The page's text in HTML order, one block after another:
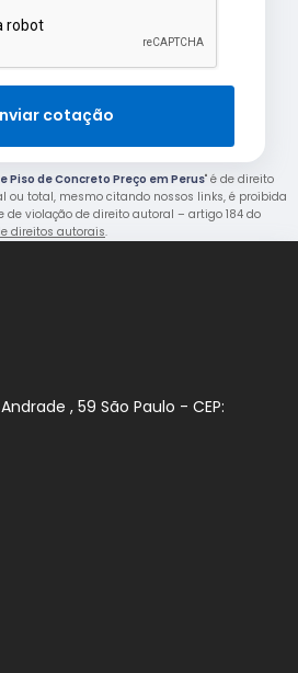
cotação
Piso de Concreto Preço em Perus" é de direito
ou total, mesmo citando nossos links, é proibida
de violação de direito autoral – artigo 184 do
direitos autorais.
, 59 São Paulo - CEP: